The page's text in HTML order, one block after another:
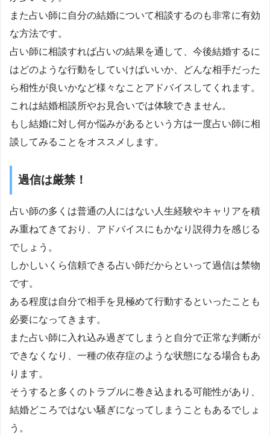
また占い師に自分の結婚について相談するのも非常に有効
な方法です。
占い師に相談すれば占いの結果を通して、今後結婚するに
はどのような行動をしていけばいいか、どんな相手だった
ら相性が良いかなど様々なことアドバイスしてくれます。
これは結婚相談所やお見合いでは体験できません。
もし結婚に対し何か悩みがあるという方は一度占い師に相
談してみることをオススメします。
過信は厳禁！
占い師の多くは普通の人にはない人生経験やキャリアを積
み重ねてきており、アドバイスにもかなり説得力を感じる
でしょう。
しかしいくら信頼できる占い師だからといって過信は禁物
です。
ある程度は自分で相手を見極めて行動するといったことも
必要になってきます。
また占い師に入れ込み過ぎてしまうと自分で正常な判断が
できなくなり、一種の依存症のような状態になる場合もあ
ります。
そうすると多くのトラブルに巻き込まれる可能性があり、
結婚どころではない騒ぎになってしまうこともあるでしょ
う。